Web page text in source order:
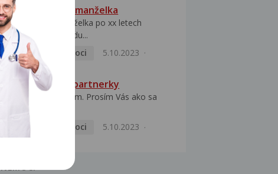
HPV pozitivní manželka
Dobrý den, manželka po xx letech
přivezla z Východu...
Pohlavní nemoci
5.10.2023
HPV typ 52 u partnerky
Dobrý deň prajem. Prosím Vás ako sa
Pohlavní nemoci
5.10.2023
NEMOCI